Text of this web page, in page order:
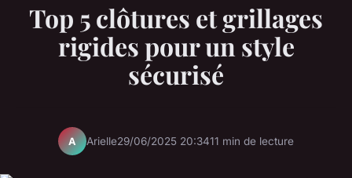
Top 5 clôtures et grillages
rigides pour un style
sécurisé
A Arielle29/06/2025 20:3411 min de lecture